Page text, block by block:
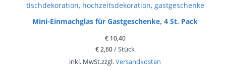
Mini-Einmachglas für Gastgeschenke, 4 St. Pack
€10,40
€2,60/Stück
inkl. MwSt.zzgl.Versandkosten